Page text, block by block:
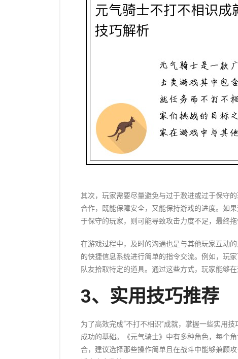
其次，玩家需要尽量避免与过于激进或过于保守
合作，既能保障安全，又能保持游戏的进度。如
于保守的玩家，则可能导致攻击力度不足，最终拖
在游戏过程中，及时的沟通也是与其他玩家互动
的快捷信息系统进行简单的指令交流。例如，玩
队友拾取特定的道具。通过这些方式，玩家能够
3、实用技巧推荐
为了高效完成“不打不相识”成就，掌握一些实用
成功的基础。《元气骑士》中有多种角色，每个
合，建议选择那些操作简单且在战斗中能够兼顾